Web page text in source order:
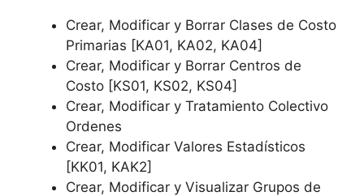
Crear, Modificar y Borrar Clases de Costo
Primarias [KA01, KA02, KA04]
Crear, Modificar y Borrar Centros de
Costo [KS01, KS02, KS04]
Crear, Modificar y Tratamiento Colectivo
Ordenes
Crear, Modificar Valores Estadísticos
[KK01, KAK2]
Crear, Modificar y Visualizar Grupos de